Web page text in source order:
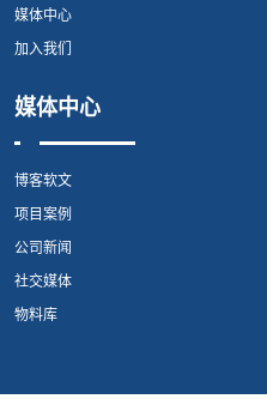
媒体中心
加入我们
媒体中心
博客软文
项目案例
公司新闻
社交媒体
物料库